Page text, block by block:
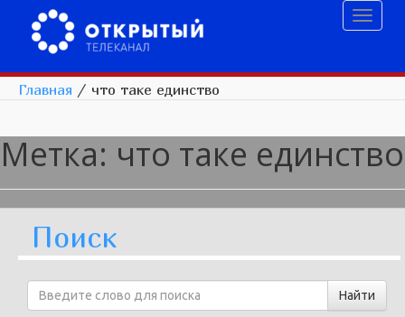
Главная / что таке единство
Метка: что таке единство
Поиск